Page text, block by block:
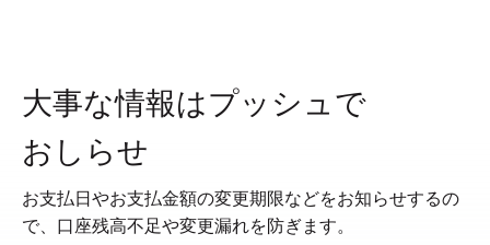
大事な情報はプッシュで
おしらせ
お支払日やお支払金額の変更期限などをお知らせするの
で、口座残高不足や変更漏れを防ぎます。